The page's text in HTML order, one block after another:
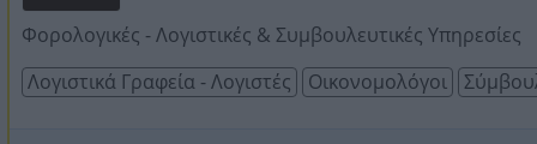
Φορολογικές - Λογιστικές & Συμβουλευτικές Υπηρεσίες
Λογιστικά Γραφεία - Λογιστές
Οικονομολόγοι